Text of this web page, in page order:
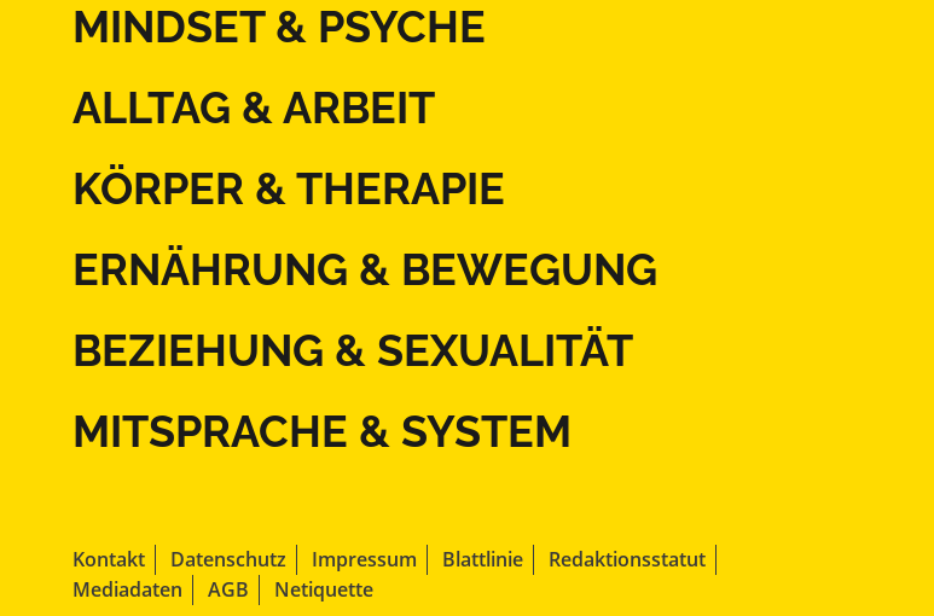
MINDSET & PSYCHE
ALLTAG & ARBEIT
KÖRPER & THERAPIE
ERNÄHRUNG & BEWEGUNG
BEZIEHUNG & SEXUALITÄT
MITSPRACHE & SYSTEM
Kontakt Datenschutz Impressum Blattlinie
Redaktionsstatut
Mediadaten
AGB Netiquette